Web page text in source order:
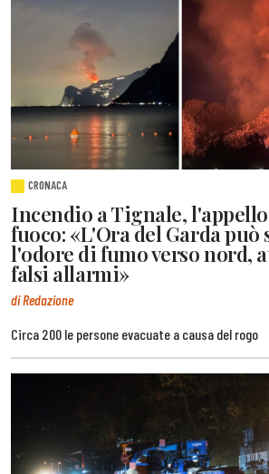
CRONACA
Incendio a Tignale,
fuoco: «L'Ora del Garda può
l'odore di fumo verso nord,
falsi allarmi»
di Redazione
Circa 200 le persone evacuate a causa del rogo